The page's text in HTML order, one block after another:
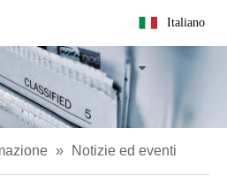
Italiano
» Notizie ed eventi